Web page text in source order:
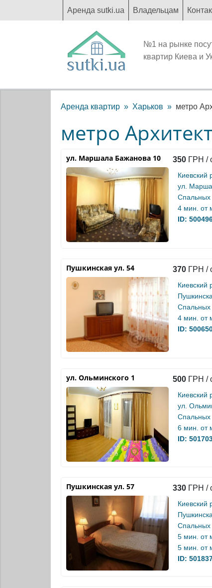
Аренда sutki.ua Владельцам
№1 на рынке
квартир Киева и
Аренда квартир Харьков метро
метро
ул. Маршала Бажанова 10 350 ГРН /
Киевский
ул.
Спальных
4 мин. от
ID:
Пушкинская ул. 54 370 ГРН /
Киевский
Спальных
4 мин. от
ID:
ул. Ольминского 1 500 ГРН /
Киевский
ул.
Спальных
6 мин. от
ID:
Пушкинская ул. 57 330 ГРН /
Киевский
Спальных
5 мин. от
5 мин. от
ID: